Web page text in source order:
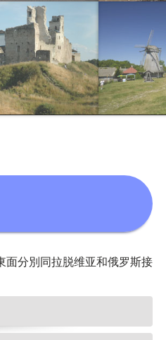
面分別同拉脱维亚和俄罗斯接